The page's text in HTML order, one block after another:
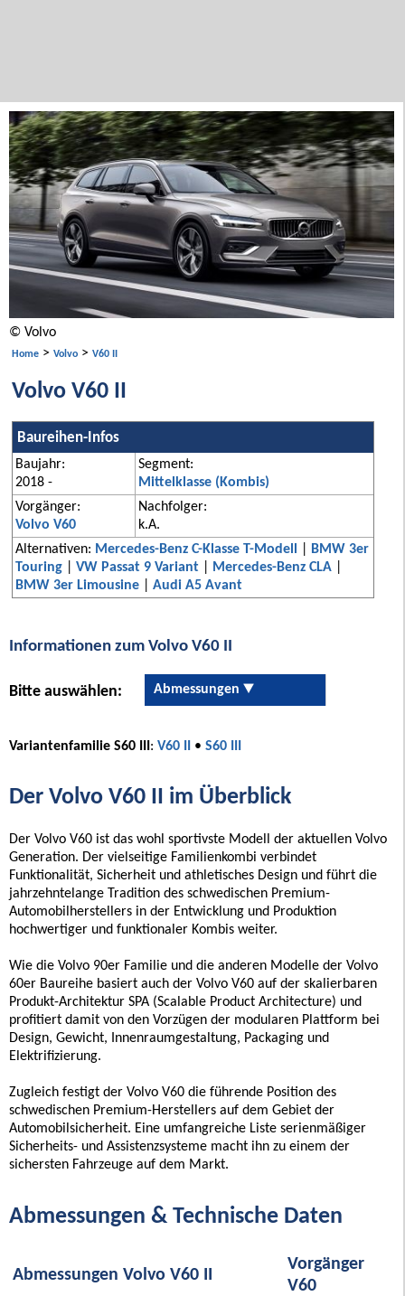
© Volvo
Home > Volvo > V60 II
Volvo V60 II
Baureihen-Infos
Baujahr:
2018 -
Segment:
Mittelklasse (Kombis)
Vorgänger:
Volvo V60
Nachfolger:
k.A.
Alternativen: Mercedes-Benz C-Klasse T-Modell
BMW 3er
Touring
VW Passat 9 Variant Mercedes-Benz CLA
BMW 3er Limousine
Audi A5 Avant
Informationen zum Volvo V60 II
Bitte auswählen: Abmessungen
Variantenfamilie S60 III : V60 II • S60 III
Der Volvo V60 II im Überblick
Der Volvo V60 ist das wohl sportivste Modell der aktuellen Volvo
Generation. Der vielseitige Familienkombi verbindet
Funktionalität, Sicherheit und athletisches Design und führt die
jahrzehntelange Tradition des schwedischen Premium-
Automobilherstellers in der Entwicklung und Produktion
hochwertiger und funktionaler Kombis weiter.
Wie die Volvo 90er Familie und die anderen Modelle der Volvo
60er Baureihe basiert auch der Volvo V60 auf der skalierbaren
Produkt-Architektur SPA (Scalable Product Architecture) und
profitiert damit von den Vorzügen der modularen Plattform bei
Design, Gewicht, Innenraumgestaltung, Packaging und
Elektrifizierung.
Zugleich festigt der Volvo V60 die führende Position des
schwedischen Premium-Herstellers auf dem Gebiet der
Automobilsicherheit. Eine umfangreiche Liste serienmäßiger
Sicherheits- und Assistenzsysteme macht ihn zu einem der
sichersten Fahrzeuge auf dem Markt.
Abmessungen & Technische Daten
Abmessungen Volvo V60 II
Vorgänger
V60